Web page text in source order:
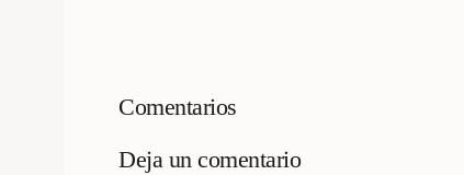
Comentarios
Deja un comentario